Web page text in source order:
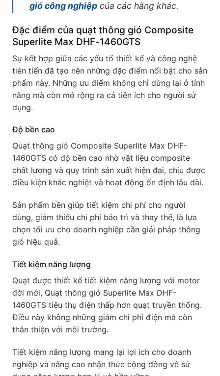
gió công nghiệp của các hãng khác.
Đặc điểm của quạt thông gió Composite
Superlite Max DHF-1460GTS
Sự kết hợp giữa các yếu tố thiết kế và công nghệ
tiên tiến đã tạo nên những đặc điểm nổi bật cho sản
phẩm này. Những ưu điểm không chỉ dừng lại ở tính
năng mà còn mở rộng ra cả tiện ích cho người sử
dụng.
Độ bền cao
Quạt thông gió Composite Superlite Max DHF-
1460GTS có độ bền cao nhờ vật liệu composite
chất lượng và quy trình sản xuất hiện đại, chịu được
điều kiện khắc nghiệt và hoạt động ổn định lâu dài.
Sản phẩm bền giúp tiết kiệm chi phí cho người
dùng, giảm thiểu chi phí bảo trì và thay thế, là lựa
chọn tối ưu cho doanh nghiệp cần giải pháp thông
gió hiệu quả.
Tiết kiệm năng lượng
Quạt được thiết kế tiết kiệm năng lượng với motor
đời mới, Quạt thông gió Superlite Max DHF-
1460GTS tiêu thụ điện thấp hơn quạt truyền thống.
Điều này không những giảm chi phí điện mà còn
thân thiện với môi trường.
Tiết kiệm năng lượng mang lại lợi ích cho doanh
nghiệp và nâng cao nhận thức cộng đồng về sử